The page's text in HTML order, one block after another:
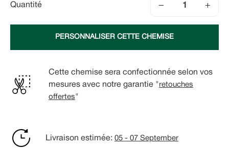
Quantité − +
PERSONNALISER CETTE CHEMISE
Cette chemise sera confectionnée selon vos
mesures avec notre garantie " retouches
offertes"
Livraison estimée: 05 - 07 September